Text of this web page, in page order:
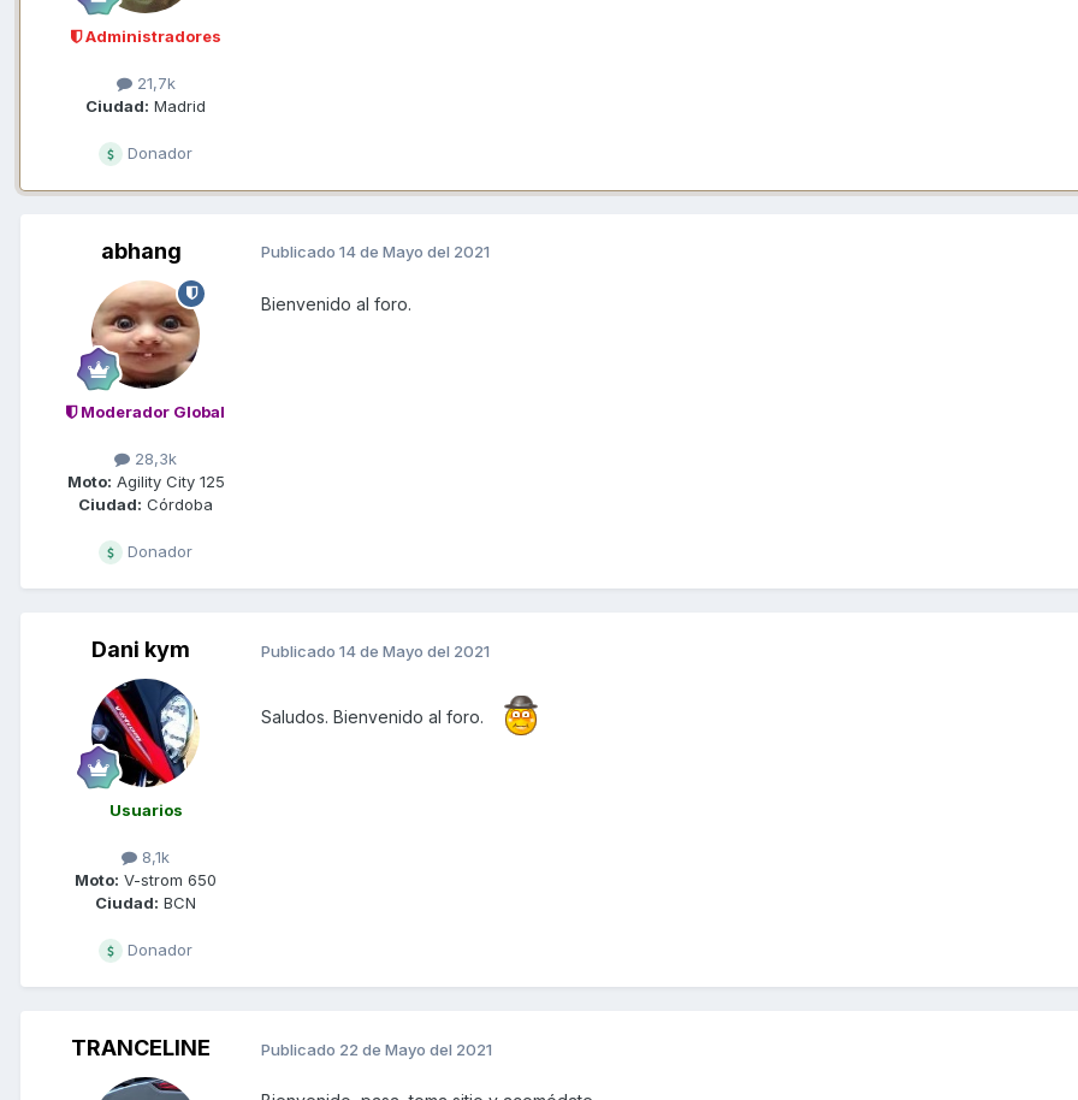
Administradores
21,7k
Ciudad: Madrid
Donador
abhang
Moderador Global
28,3k
Moto: Agility City 125
Ciudad: Córdoba
Donador
Publicado 14 de Mayo del 2021
Bienvenido al foro.
Dani kym
Usuarios
8,1k
Moto: V-strom 650
Ciudad: BCN
Donador
Publicado 14 de Mayo del 2021
Saludos. Bienvenido al foro.
TRANCELINE Publicado 22 de Mayo del 2021